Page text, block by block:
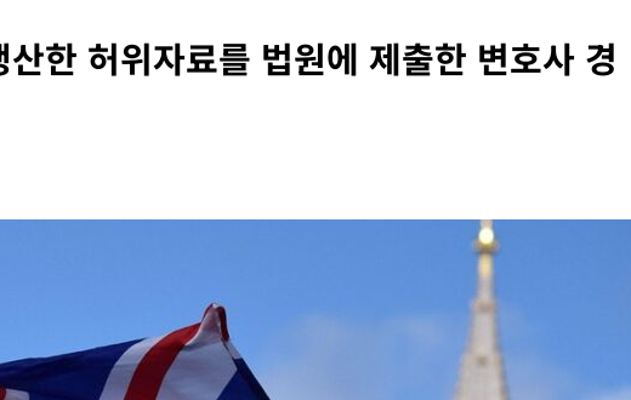
한 허위자료를 법원에 제출한 변호사 경
TRENDS
립자 파벨 두로프 기소
INFORMATION RIGHTS
OVERSEAS LEGAL POLICY TRENDS
[EU] 틱톡의 아동 보호 미흡 관련 예비 조사